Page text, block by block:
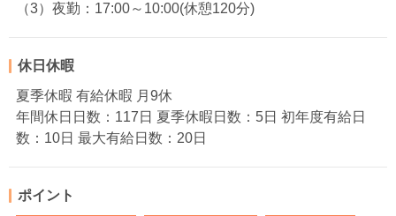
（3）夜勤：17:00～10:00(休憩120分)
休日休暇
夏季休暇 有給休暇 月9休
年間休日日数：117日 夏季休暇日数：5日 初年度有給日
数：10日 最大有給日数：20日
ポイント